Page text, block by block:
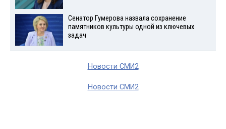
Сенатор Гумерова назвала сохранение
памятников культуры одной из ключевых
задач
Новости СМИ2
Новости СМИ2